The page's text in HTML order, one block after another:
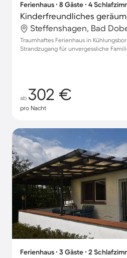
Ferienhaus ∙ 8 Gäste ∙ 4
Steffenshagen, Bad
Traumhaftes Ferienhaus in
Strandzugang für unvergessliche
ab 302 €
pro Nacht
Ferienhaus ∙ 3 Gäste ∙ 2